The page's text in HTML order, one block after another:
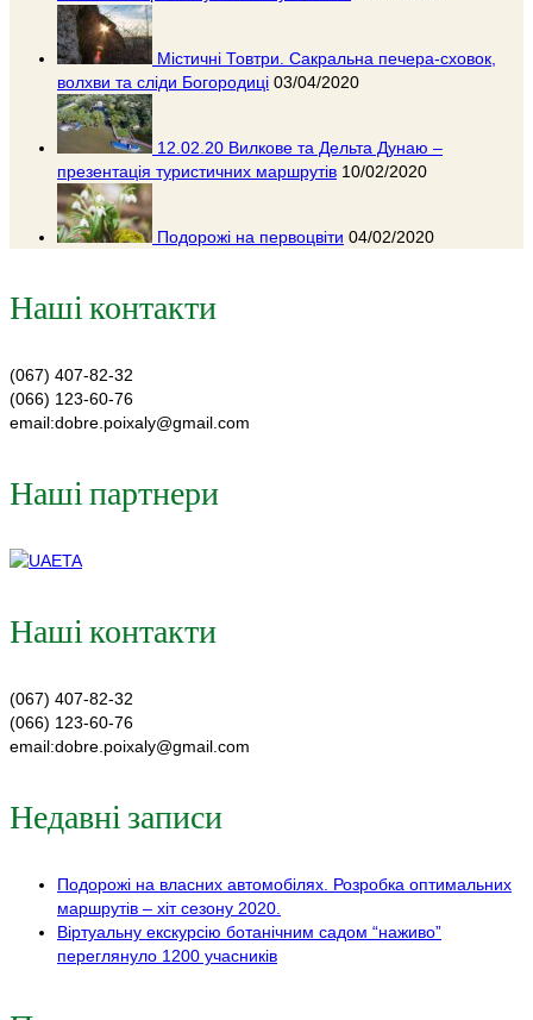
Містичні Товтри. Сакральна печера-сховок,
волхви та сліди Богородиці 03/04/2020
12.02.20 Вилкове та Дельта Дунаю –
презентація туристичних маршрутів 10/02/2020
Подорожі на первоцвіти 04/02/2020
Наші контакти
(067) 407-82-32
(066) 123-60-76
email:dobre.poixaly@gmail.com
Наші партнери
Наші контакти
(067) 407-82-32
(066) 123-60-76
email:dobre.poixaly@gmail.com
Недавні записи
Подорожі на власних автомобілях. Розробка оптимальних
маршрутів – хіт сезону 2020.
Віртуальну екскурсію ботанічним садом “наживо”
переглянуло 1200 учасників